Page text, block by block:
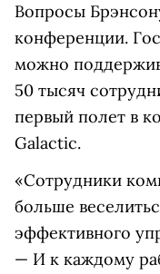
Вопросы
конференции.
можно
50 тысяч
первый полет в
Galactic.
«Сотрудники
больше
эффективного
— И к каждому